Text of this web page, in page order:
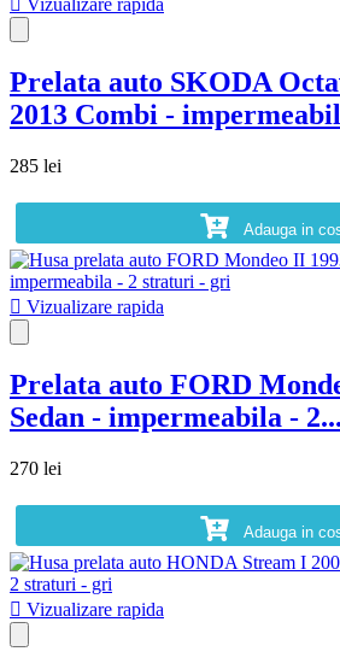
Vizualizare rapida
Prelata auto SKODA
2013 Combi -
285 lei
Adauga in
 Vizualizare rapida
Prelata auto FORD
Sedan - impermeabila - 2...
270 lei
Adauga in
 Vizualizare rapida